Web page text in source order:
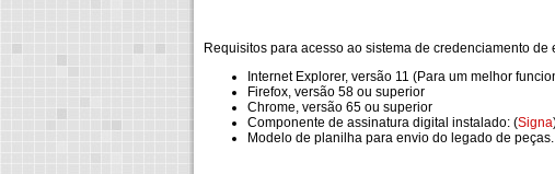
Requisitos para acesso ao sistema de credenciamento de
Internet Explorer, versão 11 (Para um melhor
Firefox, versão 58 ou superior
Chrome, versão 65 ou superior
Componente de assinatura digital instalado: (Signa
Modelo de planilha para envio do legado de peças.